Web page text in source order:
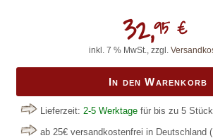
32,95 €
inkl. 7 % MwSt., zzgl.
In den Warenkorb
Lieferzeit: 2-5 Werktage für bis zu 5 Stück
ab 25€ versandkostenfrei in Deutschland (